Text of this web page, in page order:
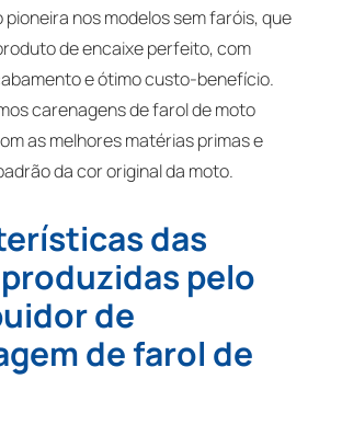
nos modelos sem faróis, que
de encaixe perfeito, com
e ótimo custo-benefício.
carenagens de farol de moto
as melhores matérias primas e
da cor original da moto.
das
pelo
de
de farol de